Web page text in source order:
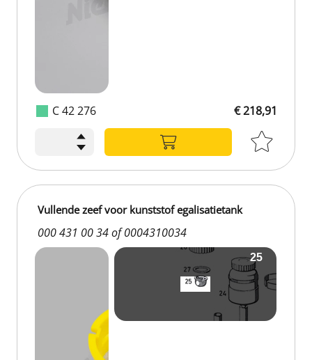
C 42 276 € 218,91
Vullende zeef voor kunststof egalisatietank
000 431 00 34 of 0004310034